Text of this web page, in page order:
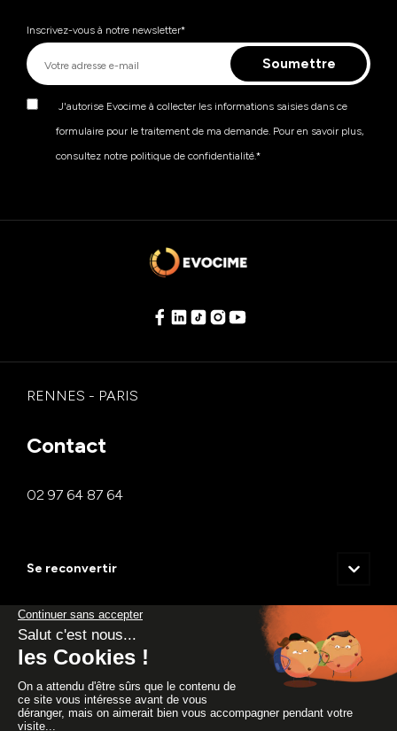
Inscrivez-vous à notre newsletter*
J'autorise Evocime à collecter les informations saisies dans ce
formulaire pour le traitement de ma demande. Pour en savoir plus,
consultez notre politique de confidentialité.*
RENNES - PARIS
Contact
02 97 64 87 64
Se reconvertir
Chargé.e de développement commercial et marketing
E-formateur / TP Formateur professionnel d’adultes (FPA)
Qui sommes-nous ?
Blog
Le Groupe EVOCIME